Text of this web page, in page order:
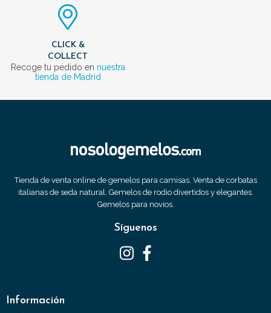
CLICK &
COLLECT
Recoge tu pedido en nuestra
tienda de Madrid
Tienda de venta online de gemelos para camisas. Venta de corbatas
italianas de seda natural. Gemelos de rodio divertidos y elegantes.
Gemelos para novios.
Síguenos
Información